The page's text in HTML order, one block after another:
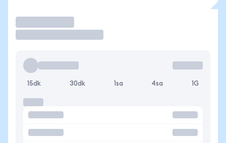
15dk 30dk 1sa 4sa 1G